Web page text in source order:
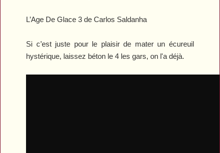
L’Age De Glace 3 de Carlos Saldanha
Si c’est juste pour le plaisir de mater un écureuil
hystérique, laissez béton le 4 les gars, on l'a déjà.